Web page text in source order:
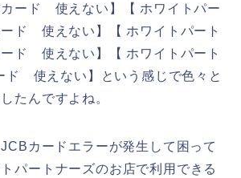
ード 使えない】【 ホワイトパー
ド 使えない】【 ホワイトパート
ド 使えない】【 ホワイトパート
使えない】という感じで色々と
たんですよね。
カードエラーが発生して困って
パートナーズのお店で利用できる